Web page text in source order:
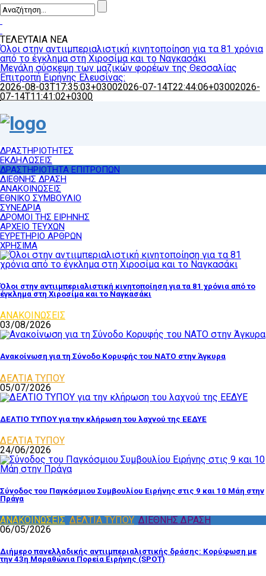
ΤΕΛΕΥΤΑΙΑ ΝΕΑ
Όλοι στην αντιιμπεριαλιστική κινητοποίηση για τα 81 χρόνια
από το έγκλημα στη Χιροσίμα και το Ναγκασάκι
Μεγάλη σύσκεψη των μαζικών φορέων της Θεσσαλίας
Επιτροπή Ειρήνης Ελευσίνας:
2026-08-03T17:35:03+03002026-07-14T22:44:06+03002026-
07-14T11:41:02+0300
ΔΡΑΣΤΗΡΙΟΤΗΤΕΣ
ΕΚΔΗΛΩΣΕΙΣ
ΔΡΑΣΤΗΡΙΟΤΗΤΑ ΕΠΙΤΡΟΠΩΝ
ΔΙΕΘΝΗΣ ΔΡΑΣΗ
ΑΝΑΚΟΙΝΩΣΕΙΣ
ΕΘΝΙΚΟ ΣΥΜΒΟΥΛΙΟ
ΣΥΝΕΔΡΙΑ
ΔΡΟΜΟΙ ΤΗΣ ΕΙΡΗΝΗΣ
ΑΡΧΕΙΟ ΤΕΥΧΩΝ
ΕΥΡΕΤΗΡΙΟ ΑΡΘΡΩΝ
ΧΡΗΣΙΜΑ
Όλοι στην αντιιμπεριαλιστική κινητοποίηση για τα 81 χρόνια από το
έγκλημα στη Χιροσίμα και το Ναγκασάκι
ΑΝΑΚΟΙΝΩΣΕΙΣ
03/08/2026
Ανακοίνωση για τη Σύνοδο Κορυφής του ΝΑΤΟ στην Άγκυρα
ΔΕΛΤΙΑ ΤΥΠΟΥ
05/07/2026
ΔΕΛΤΙΟ ΤΥΠΟΥ για την κλήρωση του λαχνού της ΕΕΔΥΕ
ΔΕΛΤΙΑ ΤΥΠΟΥ
24/06/2026
Σύνοδος του Παγκόσμιου Συμβουλίου Ειρήνης στις 9 και 10 Μάη στην
Πράγα
ΑΝΑΚΟΙΝΩΣΕΙΣ ΔΕΛΤΙΑ ΤΥΠΟΥ ΔΙΕΘΝΗΣ ΔΡΑΣΗ
06/05/2026
Διήμερο πανελλαδικής αντιιμπεριαλιστικής δράσης: Κορύφωση με
την 43η Μαραθώνια Πορεία Ειρήνης (SPOT)